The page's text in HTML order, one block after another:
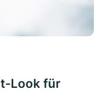
Look für